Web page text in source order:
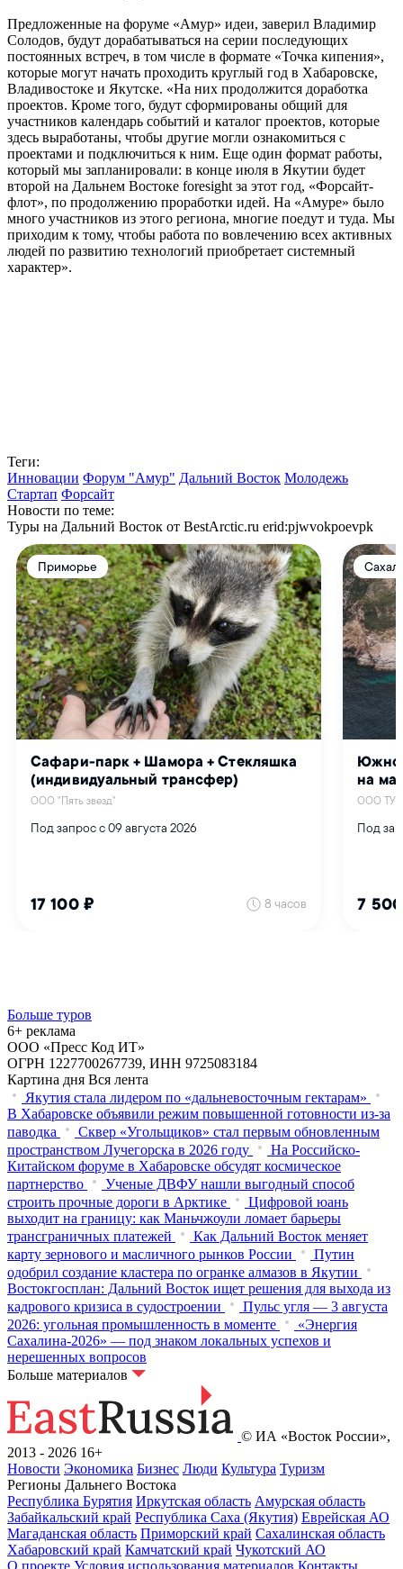
Предложенные на форуме «Амур» идеи, заверил Владимир
Солодов, будут дорабатываться на серии последующих
постоянных встреч, в том числе в формате «Точка кипения»,
которые могут начать проходить круглый год в Хабаровске,
Владивостоке и Якутске. «На них продолжится доработка
проектов. Кроме того, будут сформированы общий для
участников календарь событий и каталог проектов, которые
здесь выработаны, чтобы другие могли ознакомиться с
проектами и подключиться к ним. Еще один формат работы,
который мы запланировали: в конце июля в Якутии будет
второй на Дальнем Востоке foresight за этот год, «Форсайт-
флот», по продолжению проработки идей. На «Амуре» было
много участников из этого региона, многие поедут и туда. Мы
приходим к тому, чтобы работа по вовлечению всех активных
людей по развитию технологий приобретает системный
характер».
Теги:
Инновации Форум "Амур" Дальний Восток Молодежь
Стартап Форсайт
Новости по теме:
Туры на Дальний Восток от BestArctic.ru erid:pjwvokpoevpk
Больше туров
6+ реклама
ООО «Пресс Код ИТ»
ОГРН 1227700267739, ИНН 9725083184
Картина дня Вся лента
Якутия стала лидером по «дальневосточным гектарам»
В Хабаровске объявили режим повышенной готовности из‑за
паводка
Сквер «Угольщиков» стал первым обновленным
пространством Лучегорска в 2026 году
На Российско-
Китайском форуме в Хабаровске обсудят космическое
партнерство
Ученые ДВФУ нашли выгодный способ
строить прочные дороги в Арктике
Цифровой юань
выходит на границу: как Маньчжоули ломает барьеры
трансграничных платежей
Как Дальний Восток меняет
карту зернового и масличного рынков России
Путин
одобрил создание кластера по огранке алмазов в Якутии
Востокгосплан: Дальний Восток ищет решения для выхода из
кадрового кризиса в судостроении
Пульс угля — 3 августа
2026: угольная промышленность в моменте
«Энергия
Сахалина-2026» — под знаком локальных успехов и
нерешенных вопросов
Больше материалов
© ИА «Восток России»,
2013 - 2026 16+
Новости Экономика Бизнес Люди Культура Туризм
Регионы Дальнего Востока
Республика Бурятия Иркутская область Амурская область
Забайкальский край Республика Саха (Якутия) Еврейская АО
Магаданская область Приморский край Сахалинская область
Хабаровский край Камчатский край Чукотский АО
О проекте Условия использования материалов Контакты